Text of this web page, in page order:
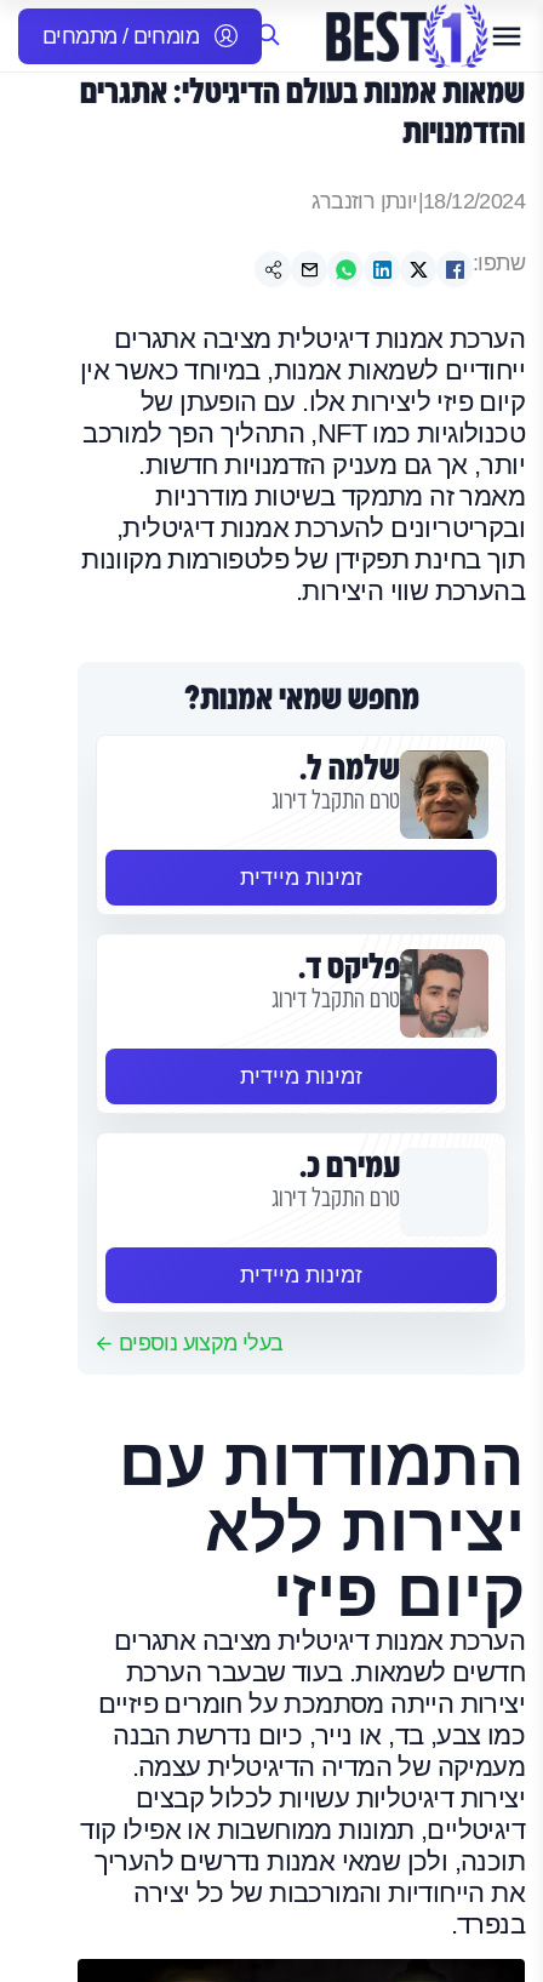
מומחים / מתמחים
שמאות אמנות בעולם הדיגיטלי: אתגרים
והזדמנויות
18/12/2024 יונתן רוזנברג
שתפו:
הערכת אמנות דיגיטלית מציבה אתגרים
ייחודיים לשמאות אמנות, במיוחד כאשר אין
קיום פיזי ליצירות אלו. עם הופעתן של
טכנולוגיות כמו NFT, התהליך הפך למורכב
יותר, אך גם מעניק הזדמנויות חדשות.
מאמר זה מתמקד בשיטות מודרניות
ובקריטריונים להערכת אמנות דיגיטלית,
תוך בחינת תפקידן של פלטפורמות מקוונות
בהערכת שווי היצירות.
מחפש שמאי אמנות?
שלמה ל.
טרם התקבל דירוג
זמינות מיידית
פליקס ד.
טרם התקבל דירוג
זמינות מיידית
עמירם כ.
טרם התקבל דירוג
זמינות מיידית
בעלי מקצוע נוספים
התמודדות עם
יצירות ללא
קיום פיזי
הערכת אמנות דיגיטלית מציבה אתגרים
חדשים לשמאות. בעוד שבעבר הערכת
יצירות הייתה מסתמכת על חומרים פיזיים
כמו צבע, בד, או נייר, כיום נדרשת הבנה
מעמיקה של המדיה הדיגיטלית עצמה.
יצירות דיגיטליות עשויות לכלול קבצים
דיגיטליים, תמונות ממוחשבות או אפילו קוד
תוכנה, ולכן שמאי אמנות נדרשים להעריך
את הייחודיות והמורכבות של כל יצירה
בנפרד.